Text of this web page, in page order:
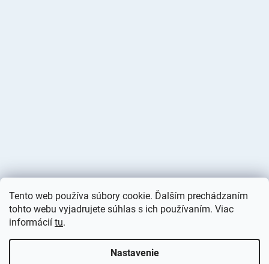
Tento web používa súbory cookie. Ďalším prechádzaním
tohto webu vyjadrujete súhlas s ich používaním. Viac
informácií tu.
Nastavenie